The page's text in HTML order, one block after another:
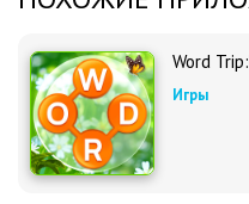
Word
Игры